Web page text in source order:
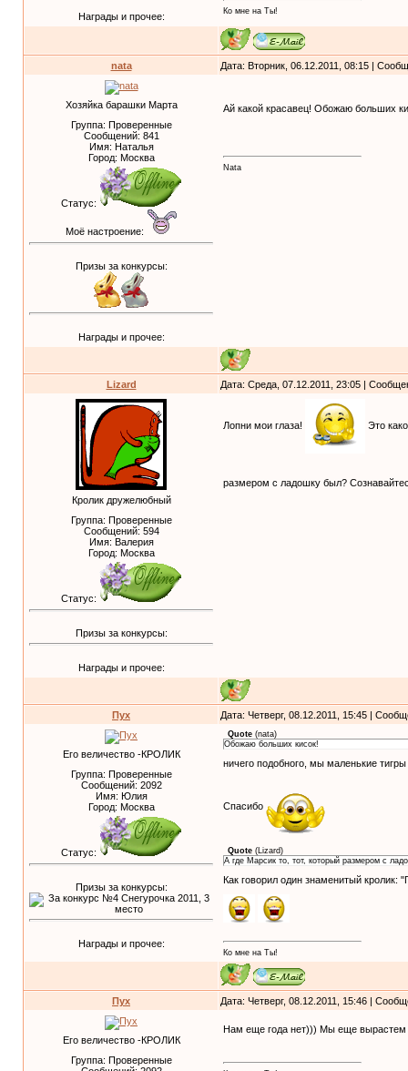
Награды и прочее: Ко мне на Ты!
nata Дата: Вторник, 06.12.2011, 08:15 |
Хозяйка барашки Марта
Группа: Проверенные
Сообщений: 841
Имя: Наталья
Город: Москва
Статус:
Моё настроение:
Призы за конкурсы:
Награды и прочее:
Ай какой красавец! Обожаю больших
Nata
Lizard Дата: Среда, 07.12.2011, 23:05 |
Кролик дружелюбный
Группа: Проверенные
Сообщений: 594
Имя: Валерия
Город: Москва
Статус:
Призы за конкурсы:
Награды и прочее:
Лопни мои глаза! Это
размером с ладошку был?
Пух Дата: Четверг, 08.12.2011, 15:45 |
Его величество -КРОЛИК
Группа: Проверенные
Сообщений: 2092
Имя: Юлия
Город: Москва
Статус:
Призы за конкурсы:
Награды и прочее:
Quote (nata)
Обожаю больших кисок!
ничего подобного, мы маленькие тигры
Спасибо
Quote (Lizard)
А где Марсик то, тот, который размером с
Как говорил один знаменитый кролик:
Ко мне на Ты!
Пух Дата: Четверг, 08.12.2011, 15:46 |
Его величество -КРОЛИК
Группа: Проверенные
Нам еще года нет))) Мы еще вырастем